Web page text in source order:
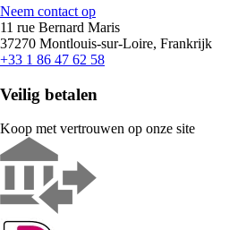
Neem contact op
11 rue Bernard Maris
37270 Montlouis-sur-Loire, Frankrijk
+33 1 86 47 62 58
Veilig betalen
Koop met vertrouwen op onze site